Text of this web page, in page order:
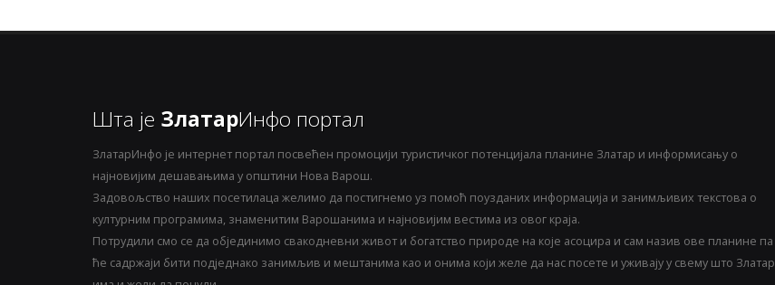
Шта је ЗлатарИнфо портал
ЗлатарИнфо је интернет портал посвећен промоцији туристичког потенцијала планине Златар и информисању о
најновијим дешавањима у општини Нова Варош.
Задовољство наших посетилаца желимо да постигнемо уз помоћ поузданих информација и занимљивих текстова о
културним програмима, знаменитим Варошанима и најновијим вестима из овог краја.
Потрудили смо се да објединимо свакодневни живот и богатство природе на које асоцира и сам назив ове планине па
ће садржаји бити подједнако занимљив и мештанима као и онима који желе да нас посете и уживају у свему што Златар